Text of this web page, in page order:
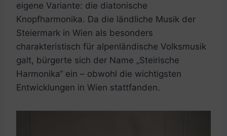
eigene Variante: die diatonische
Knopfharmonika. Da die ländliche Musik der
Steiermark in Wien als besonders
charakteristisch für alpenländische Volksmusik
galt, bürgerte sich der Name „Steirische
Harmonika“ ein – obwohl die wichtigsten
Entwicklungen in Wien stattfanden.